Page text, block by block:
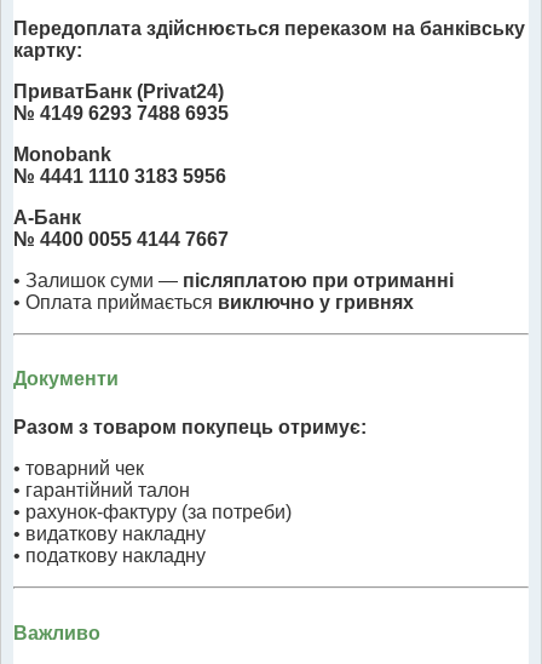
Передоплата здійснюється переказом на банківську
картку:
ПриватБанк (Privat24)
№ 4149 6293 7488 6935
Monobank
№ 4441 1110 3183 5956
А-Банк
№ 4400 0055 4144 7667
• Залишок суми — післяплатою при отриманні
• Оплата приймається виключно у гривнях
Документи
Разом з товаром покупець отримує:
• товарний чек
• гарантійний талон
• рахунок-фактуру (за потреби)
• видаткову накладну
• податкову накладну
Важливо